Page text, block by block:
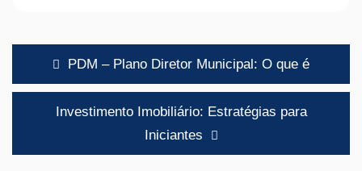
Navegação
de
artigos
PDM – Plano Diretor Municipal: O que é
Investimento Imobiliário: Estratégias para
Iniciantes